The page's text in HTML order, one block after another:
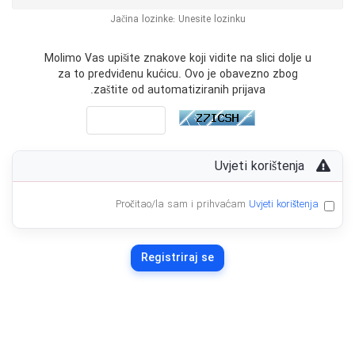
Jačina lozinke: Unesite lozinku
Molimo Vas upišite znakove koji vidite na slici dolje u
za to predviđenu kućicu. Ovo je obavezno zbog
zaštite od automatiziranih prijava.
Pročitao/la sam i prihvaćam Uvjeti korištenja